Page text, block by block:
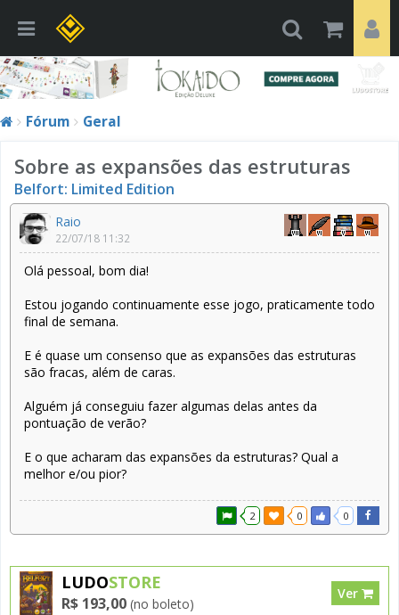
Fórum Geral
Sobre as expansões das estruturas
Belfort: Limited Edition
Raio
22/07/18 11:32
Olá pessoal, bom dia!
Estou jogando continuamente esse jogo, praticamente todo
final de semana.
E é quase um consenso que as expansões das estruturas
são fracas, além de caras.
Alguém já conseguiu fazer algumas delas antes da
pontuação de verão?
E o que acharam das expansões da estruturas? Qual a
melhor e/ou pior?
2 0 0
LUDOSTORE
R$ 193,00 (no boleto)
Ver